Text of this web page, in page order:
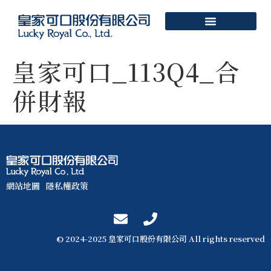
皇家可口_113Q4_合
併財報
網站地圖 隱私權政策
© 2024-2025 皇家可口股份有限公司 All rights reserved